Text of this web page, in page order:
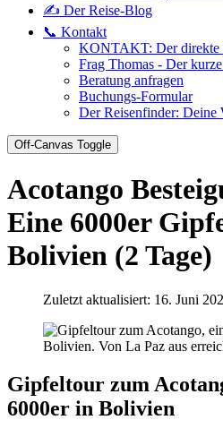
✍️ Der Reise-Blog
📞 Kontakt
KONTAKT: Der direkte
Frag Thomas - Der
Beratung anfragen
Buchungs-Formular
Der Reisenfinder: Deine
Off-Canvas Toggle
Acotango
Eine 6000er
Bolivien (2 Tage)
Zuletzt aktualisiert: 16. Juni
Gipfeltour zum
6000er in Bolivien